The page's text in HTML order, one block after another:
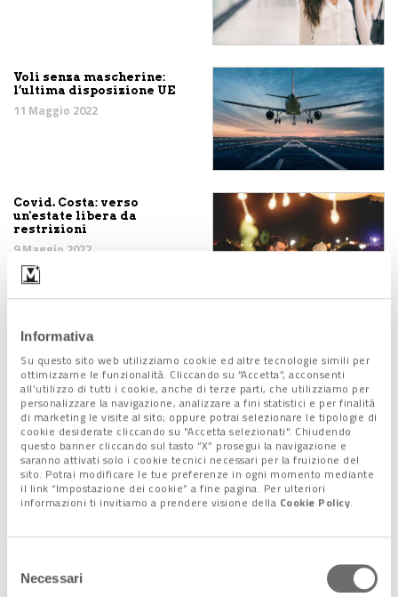
Informativa
Su questo sito web utilizziamo cookie ed altre tecnologie simili per
ottimizzarne le funzionalità. Cliccando su “Accetta”, acconsenti
all’utilizzo di tutti i cookie, anche di terze parti, che utilizziamo per
personalizzare la navigazione, analizzare a fini statistici e per finalità
di marketing le visite al sito; oppure potrai selezionare le tipologie di
cookie desiderate cliccando su "Accetta selezionati". Chiudendo
questo banner cliccando sul tasto “X” prosegui la navigazione e
saranno attivati solo i cookie tecnici necessari per la fruizione del
sito. Potrai modificare le tue preferenze in ogni momento mediante
il link “Impostazione dei cookie” a fine pagina. Per ulteriori
informazioni ti invitiamo a prendere visione della Cookie Policy.
delNecessari
Voli senza mascherine:
l’ultima disposizione UE
11 Maggio 2022
Covid. Costa: verso
un'estate libera da
restrizioni
9 Maggio 2022
Il Covid grave invecchia
il cervello di 20 anni. 10
punti QI in meno
5 Maggio 2022
Lavoro: approvati i nuovi
protocolli di sicurezza:
resta l'obbligo della
mascherina
Covid, non è finita: attenti